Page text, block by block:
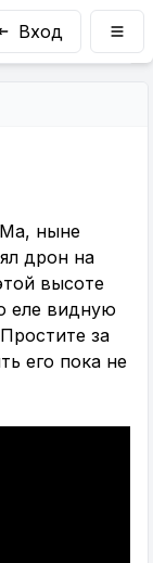
Вход
ныне
дрон на
высоте
еле видную
за
его пока не